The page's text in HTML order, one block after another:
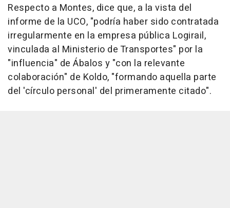
Respecto a Montes, dice que, a la vista del
informe de la UCO, "podría haber sido contratada
irregularmente en la empresa pública Logirail,
vinculada al Ministerio de Transportes" por la
"influencia" de Ábalos y "con la relevante
colaboración" de Koldo, "formando aquella parte
del 'círculo personal' del primeramente citado".